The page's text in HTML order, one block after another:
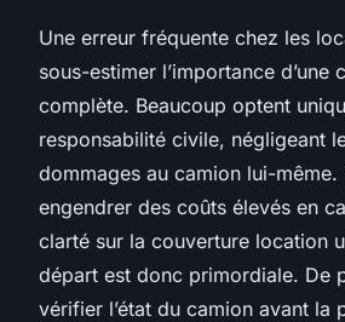
Une erreur fréquente chez les
sous-estimer l’importance d’une
complète. Beaucoup optent
responsabilité civile, négligeant
dommages au camion lui-même.
engendrer des coûts élevés en
clarté sur la couverture location
départ est donc primordiale. De
vérifier l’état du camion avant la